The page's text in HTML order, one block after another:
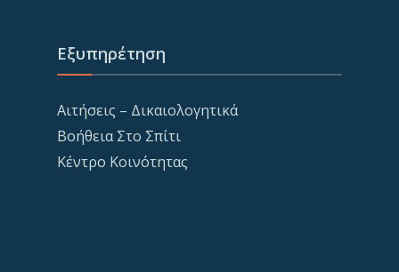
Εξυπηρέτηση
Αιτήσεις – Δικαιολογητικά
Βοήθεια Στο Σπίτι
Κέντρο Κοινότητας